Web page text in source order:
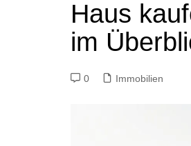
Haus
im
0 Immobilien